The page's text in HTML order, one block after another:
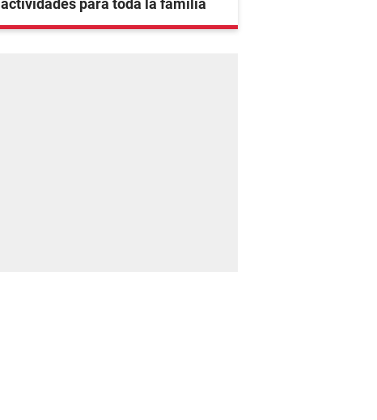
actividades para toda la familia